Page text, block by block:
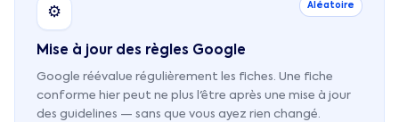
⚙️ Aléatoire
Mise à jour des règles Google
Google réévalue régulièrement les fiches. Une fiche
conforme hier peut ne plus l'être après une mise à jour
des guidelines — sans que vous ayez rien changé.